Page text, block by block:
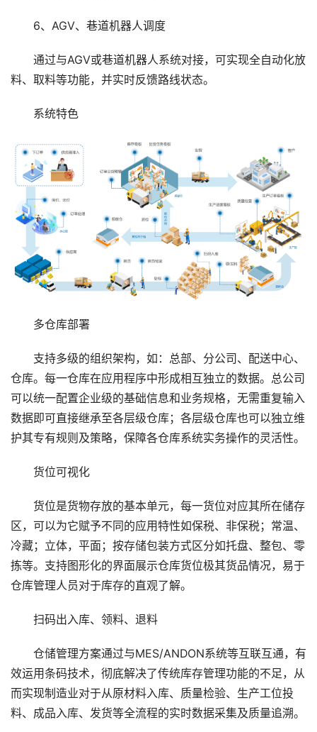
6、AGV、巷道机器人调度
通过与AGV或巷道机器人系统对接，可实现全自动化放
料、取料等功能，并实时反馈路线状态。
系统特色
多仓库部署
支持多级的组织架构，如：总部、分公司、配送中心、
仓库。每一仓库在应用程序中形成相互独立的数据。总公司
可以统一配置企业级的基础信息和业务规格，无需重复输入
数据即可直接继承至各层级仓库；各层级仓库也可以独立维
护其专有规则及策略，保障各仓库系统实务操作的灵活性。
货位可视化
货位是货物存放的基本单元，每一货位对应其所在储存
区，可以为它赋予不同的应用特性如保税、非保税；常温、
冷藏；立体，平面；按存储包装方式区分如托盘、整包、零
拣等。支持图形化的界面展示仓库货位极其货品情况，易于
仓库管理人员对于库存的直观了解。
扫码出入库、领料、退料
仓储管理方案通过与MES/ANDON系统等互联互通，有
效运用条码技术，彻底解决了传统库存管理功能的不足，从
而实现制造业对于从原材料入库、质量检验、生产工位投
料、成品入库、发货等全流程的实时数据采集及质量追溯。